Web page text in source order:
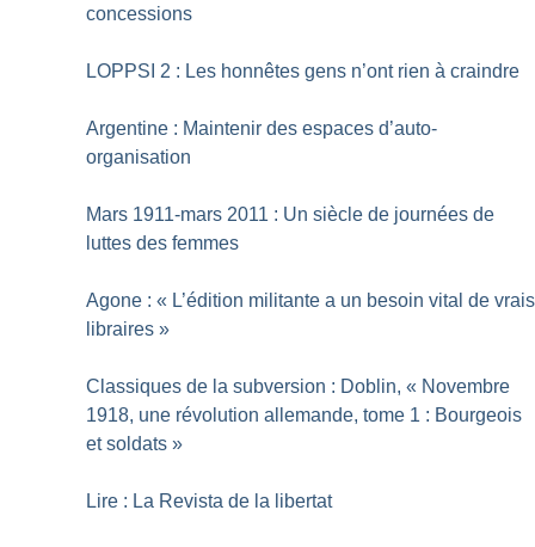
concessions
LOPPSI 2 : Les honnêtes gens n’ont rien à craindre
Argentine : Maintenir des espaces d’auto-
organisation
Mars 1911-mars 2011 : Un siècle de journées de
luttes des femmes
Agone : « L’édition militante a un besoin vital de vrais
libraires »
Classiques de la subversion : Doblin, « Novembre
1918, une révolution allemande, tome 1 : Bourgeois
et soldats »
Lire : La Revista de la libertat